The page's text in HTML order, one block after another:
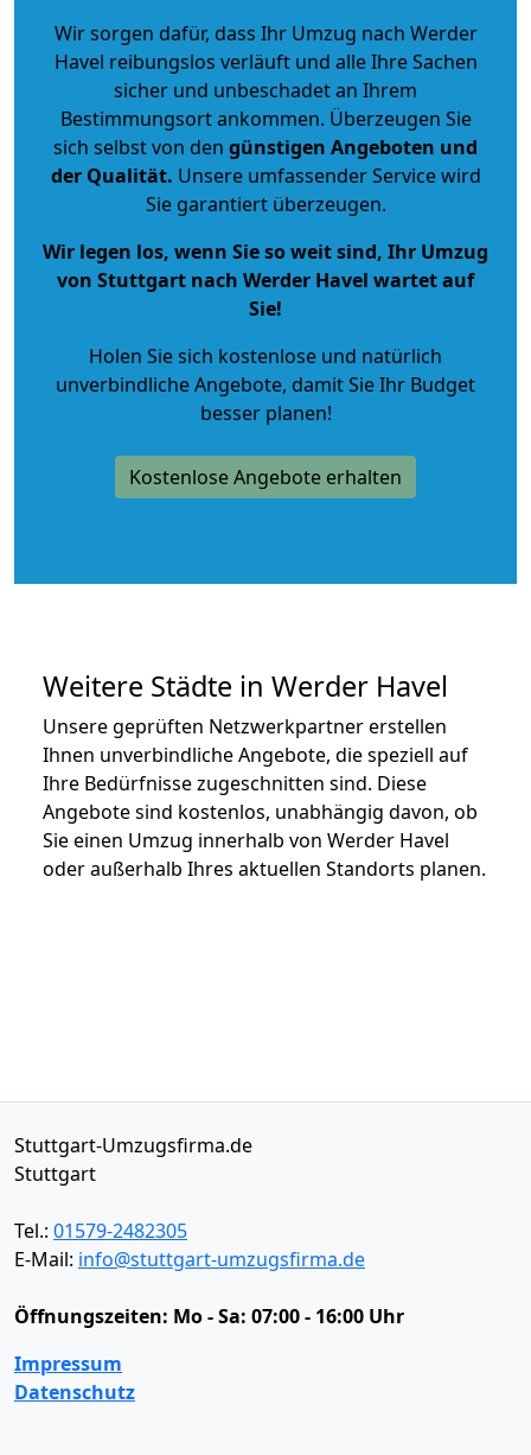
Wir sorgen dafür, dass Ihr Umzug nach Werder
Havel reibungslos verläuft und alle Ihre Sachen
sicher und unbeschadet an Ihrem
Bestimmungsort ankommen. Überzeugen Sie
sich selbst von den günstigen Angeboten und
der Qualität. Unsere umfassender Service wird
Sie garantiert überzeugen.
Wir legen los, wenn Sie so weit sind, Ihr Umzug
von Stuttgart nach Werder Havel wartet auf
Sie!
Holen Sie sich kostenlose und natürlich
unverbindliche Angebote, damit Sie Ihr Budget
besser planen!
Kostenlose Angebote erhalten
Weitere Städte in Werder Havel
Unsere geprüften Netzwerkpartner erstellen
Ihnen unverbindliche Angebote, die speziell auf
Ihre Bedürfnisse zugeschnitten sind. Diese
Angebote sind kostenlos, unabhängig davon, ob
Sie einen Umzug innerhalb von Werder Havel
oder außerhalb Ihres aktuellen Standorts planen.
Stuttgart-Umzugsfirma.de
Stuttgart
Tel.: 01579-2482305
E-Mail: info@stuttgart-umzugsfirma.de
Öffnungszeiten: Mo - Sa: 07:00 - 16:00 Uhr
Impressum
Datenschutz